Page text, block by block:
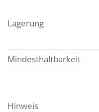
Lagerung
Mindesthaltbarkeit
Hinweis